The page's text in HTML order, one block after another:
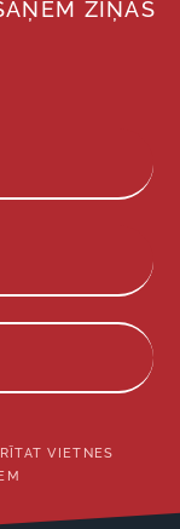
ZIŅAS
VIETNES